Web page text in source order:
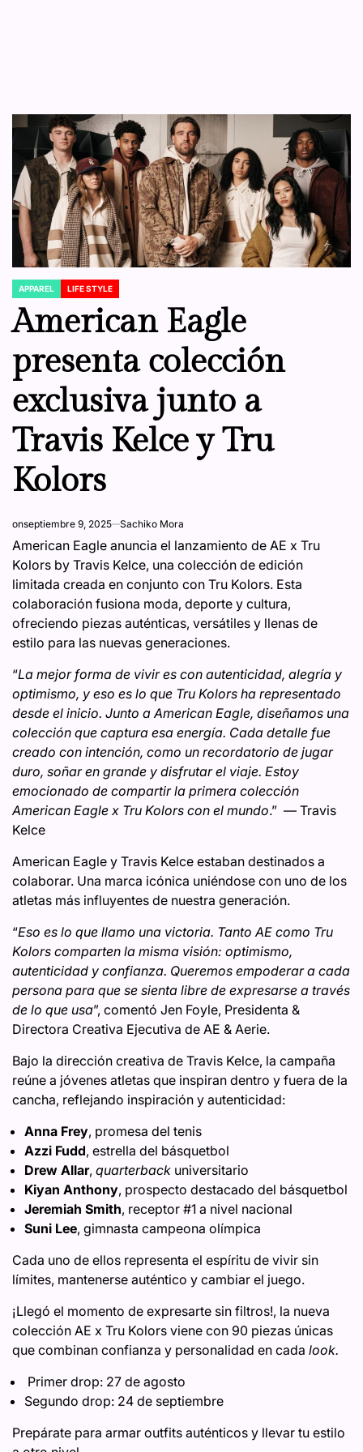
POSTED
IN
APPAREL LIFE STYLE
American Eagle
presenta colección
exclusiva junto a
Travis Kelce y Tru
Kolors
onseptiembre 9, 2025 Sachiko Mora
American Eagle anuncia el lanzamiento de AE x Tru
Kolors by Travis Kelce, una colección de edición
limitada creada en conjunto con Tru Kolors. Esta
colaboración fusiona moda, deporte y cultura,
ofreciendo piezas auténticas, versátiles y llenas de
estilo para las nuevas generaciones.
“La mejor forma de vivir es con autenticidad, alegría y
optimismo, y eso es lo que Tru Kolors ha representado
desde el inicio. Junto a American Eagle, diseñamos una
colección que captura esa energía. Cada detalle fue
creado con intención, como un recordatorio de jugar
duro, soñar en grande y disfrutar el viaje. Estoy
emocionado de compartir la primera colección
American Eagle x Tru Kolors con el mundo.” ​ — Travis
Kelce
American Eagle y Travis Kelce estaban destinados a
colaborar. Una marca icónica uniéndose con uno de los
atletas más influyentes de nuestra generación.
“Eso es lo que llamo una victoria. Tanto AE como Tru
Kolors comparten la misma visión: optimismo,
autenticidad y confianza. Queremos empoderar a cada
persona para que se sienta libre de expresarse a través
de lo que usa”, comentó Jen Foyle, Presidenta &
Directora Creativa Ejecutiva de AE & Aerie. ​
Bajo la dirección creativa de Travis Kelce, la campaña
reúne a jóvenes atletas que inspiran dentro y fuera de la
cancha, reflejando inspiración y autenticidad:
Anna Frey, promesa del tenis
Azzi Fudd, estrella del básquetbol
Drew Allar, quarterback universitario
Kiyan Anthony, prospecto destacado del básquetbol
Jeremiah Smith, receptor #1 a nivel nacional
Suni Lee, gimnasta campeona olímpica
Cada uno de ellos representa el espíritu de vivir sin
límites, mantenerse auténtico y cambiar el juego.
¡Llegó el momento de expresarte sin filtros!, la nueva
colección AE x Tru Kolors viene con 90 piezas únicas
que combinan confianza y personalidad en cada look.
Primer drop: 27 de agosto
Segundo drop: 24 de septiembre
Prepárate para armar outfits auténticos y llevar tu estilo